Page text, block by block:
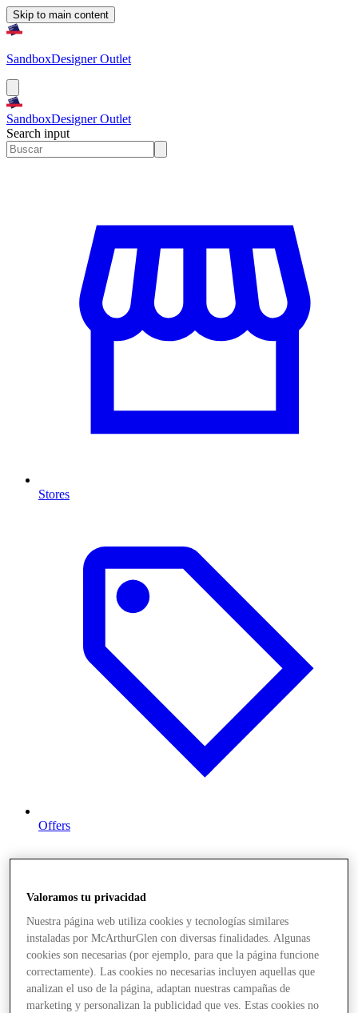
Skip to main content
SandboxDesigner Outlet
SandboxDesigner Outlet
Search input
Stores
Offers
Valoramos tu privacidad
Nuestra página web utiliza cookies y tecnologías similares
instaladas por McArthurGlen con diversas finalidades. Algunas
cookies son necesarias (por ejemplo, para que la página funcione
correctamente). Las cookies no necesarias incluyen aquellas que
analizan el uso de la página, adaptan nuestras campañas de
marketing y personalizan la publicidad que ves. Estas cookies no